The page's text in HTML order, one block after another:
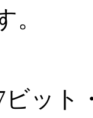
。
ビッ